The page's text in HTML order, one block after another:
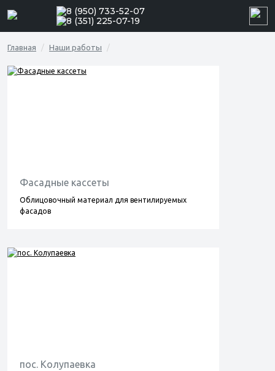
8 (950) 733-52-07
8 (351) 225-07-19
Главная Наши работы
Фасадные кассеты
Облицовочный материал для вентилируемых
фасадов
пос. Колупаевка